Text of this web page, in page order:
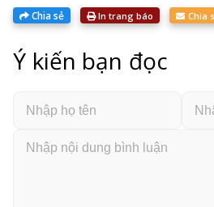
Chia sẻ In trang báo Chia
Ý kiến bạn đọc